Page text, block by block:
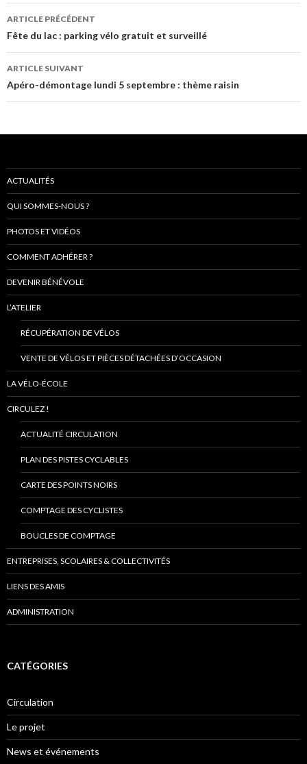
Navigation
de
l’article
ARTICLE PRÉCÉDENT
Fête du lac : parking vélo gratuit et surveillé
ARTICLE SUIVANT
Apéro-démontage lundi 5 septembre : thème raisin
ACTUALITÉS
QUI SOMMES-NOUS ?
PHOTOS ET VIDÉOS
COMMENT ADHÉRER ?
DEVENIR BÉNÉVOLE
L’ATELIER
RÉCUPÉRATION DE VÉLOS
VENTE DE VÉLOS ET PIÈCES DÉTACHÉES D’OCCASION
LA VÉLO-ÉCOLE
CIRCULEZ !
ACTUALITÉ CIRCULATION
PLAN DES PISTES CYCLABLES
CARTE DES POINTS NOIRS
COMPTAGE DES CYCLISTES
BOUCLES DE COMPTAGE
ENTREPRISES, SCOLAIRES & COLLECTIVITÉS
LIENS DES AMIS
ADMINISTRATION
CATÉGORIES
Circulation
Le projet
News et événements